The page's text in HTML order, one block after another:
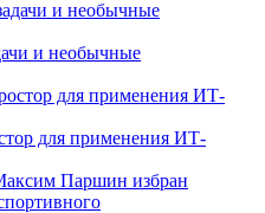
и необычные
для применения ИТ-